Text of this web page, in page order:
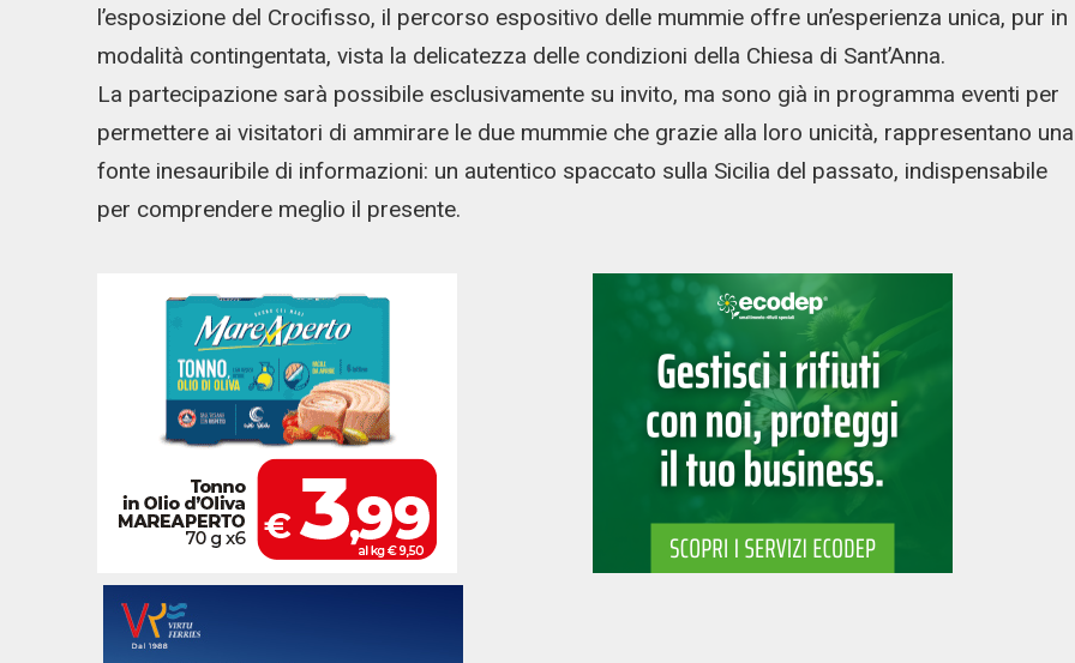
l’esposizione del Crocifisso, il percorso espositivo delle mummie offre un’esperienza unica, pur in
modalità contingentata, vista la delicatezza delle condizioni della Chiesa di Sant’Anna.
La partecipazione sarà possibile esclusivamente su invito, ma sono già in programma eventi per
permettere ai visitatori di ammirare le due mummie che grazie alla loro unicità, rappresentano una
fonte inesauribile di informazioni: un autentico spaccato sulla Sicilia del passato, indispensabile
per comprendere meglio il presente.